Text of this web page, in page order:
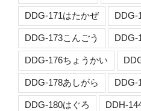
DDG-171はたかぜ DDG-
DDG-173こんごう DDG-
DDG-176ちょうかい
DDG-178あしがら DDG-
DDG-180はぐろ DDH-